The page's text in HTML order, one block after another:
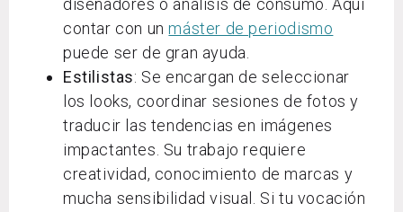
diseñadores o análisis de consumo. Aquí
contar con unmáster de periodismo
puede ser de gran ayuda.
Estilistas: Se encargan de seleccionar
los looks, coordinar sesiones de fotos y
traducir las tendencias en imágenes
impactantes. Su trabajo requiere
creatividad, conocimiento de marcas y
mucha sensibilidad visual. Si tu vocación